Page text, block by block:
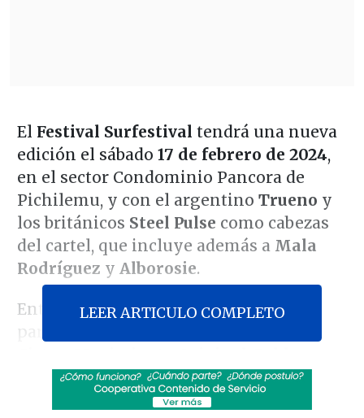
El Festival Surfestival tendrá una nueva
edición el sábado 17 de febrero de 2024,
en el sector Condominio Pancora de
Pichilemu, y con el argentino Trueno y
los británicos Steel Pulse como cabezas
del cartel, que incluye además a Mala
Rodríguez y Alborosie.
Entre los artistas chilenos que
participarán en el show están
Chill-E,SoulfiayLoyaltty .
LEER ARTICULO COMPLETO